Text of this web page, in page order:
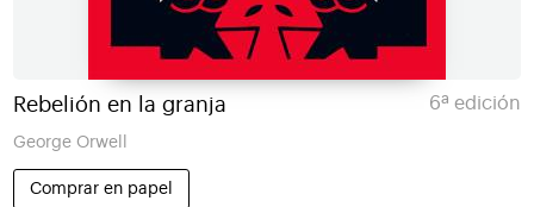
Rebelión en la granja 6ª edición
George Orwell
Comprar en papel